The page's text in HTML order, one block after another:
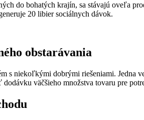
do bohatých krajín, sa stávajú oveľa
20 libier sociálnych dávok.
obstarávania
s niekoľkými dobrými riešeniami. Jedna
väčšieho množstva tovaru pre